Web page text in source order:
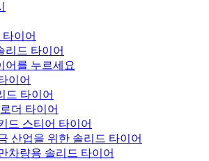
이어
리드 타이어
어를 누르세요
이어
드 타이어
더 타이어
드 스티어 타이어
산업을 위한 솔리드 타이어
차량용 솔리드 타이어